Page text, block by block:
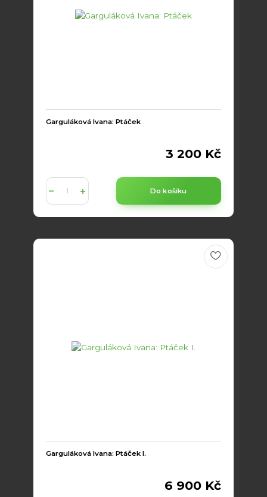
Garguláková Ivana: Ptáček
3 200 Kč
Do košíku
Garguláková Ivana: Ptáček I.
6 900 Kč